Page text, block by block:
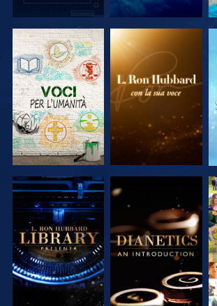
ESPLORA LE
SERIE
ESPLORA LE
SERIE
ESPLORA LE
SERIE
ESPLORA LE
SERIE